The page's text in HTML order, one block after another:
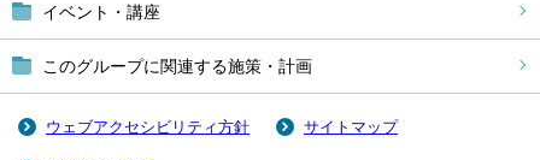
イベント・講座
このグループに関連する施策・計画
ウェブアクセシビリティ方針 サイトマップ